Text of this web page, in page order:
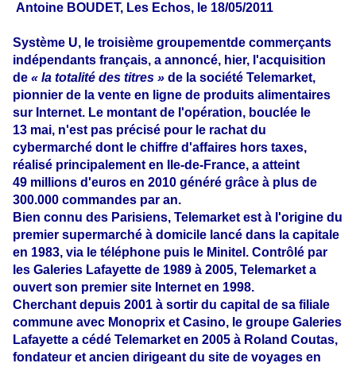
Antoine BOUDET, Les Echos, le 18/05/2011
Système U, le troisième groupementde commerçants
indépendants français, a annoncé, hier, l'acquisition
de « la totalité des titres » de la société Telemarket,
pionnier de la vente en ligne de produits alimentaires
sur Internet. Le montant de l'opération, bouclée le
13 mai, n'est pas précisé pour le rachat du
cybermarché dont le chiffre d'affaires hors taxes,
réalisé principalement en Ile-de-France, a atteint
49 millions d'euros en 2010 généré grâce à plus de
300.000 commandes par an.
Bien connu des Parisiens, Telemarket est à l'origine du
premier supermarché à domicile lancé dans la capitale
en 1983, via le téléphone puis le Minitel. Contrôlé par
les Galeries Lafayette de 1989 à 2005, Telemarket a
ouvert son premier site Internet en 1998.
Cherchant depuis 2001 à sortir du capital de sa filiale
commune avec Monoprix et Casino, le groupe Galeries
Lafayette a cédé Telemarket en 2005 à Roland Coutas,
fondateur et ancien dirigeant du site de voyages en